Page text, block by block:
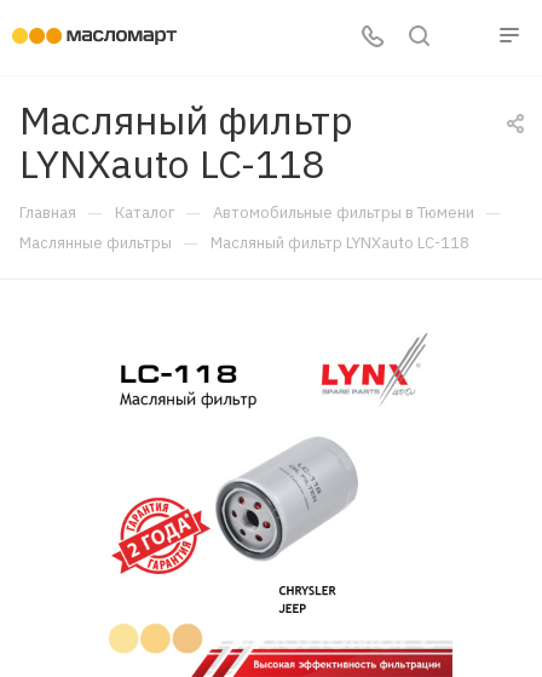
Масляный фильтр
LYNXauto LC-118
Главная — Каталог — Автомобильные фильтры в Тюмени —
Маслянные фильтры — Масляный фильтр LYNXauto LC-118